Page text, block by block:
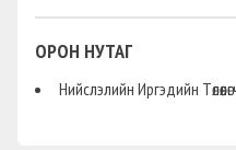
ОРОН НУТАГ
Нийслэлийн Иргэдийн